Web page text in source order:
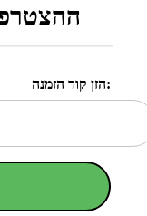
הזן קוד הזמנה: